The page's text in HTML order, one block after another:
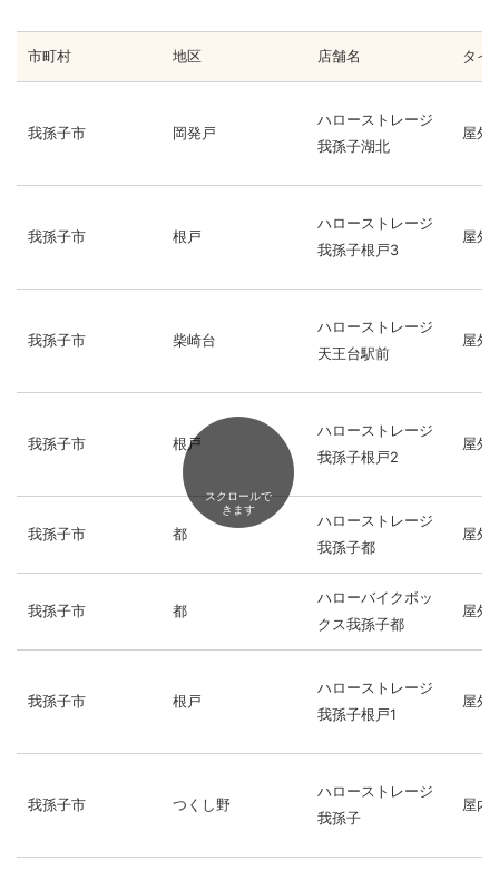
市町村 地区 店舗名 タイ
我孫子市 岡発戸
ハローストレージ
我孫子湖北
屋外
我孫子市 根戸
ハローストレージ
我孫子根戸3
屋外
我孫子市 柴崎台
ハローストレージ
天王台駅前
屋外
我孫子市 根戸
ハローストレージ
我孫子根戸2
屋外
我孫子市 都
ハローストレージ
我孫子都
屋外
我孫子市 都
ハローバイクボッ
クス我孫子都
屋外
我孫子市 根戸
ハローストレージ
我孫子根戸1
屋外
我孫子市 つくし野
ハローストレージ
我孫子
屋内
スクロールで
きます